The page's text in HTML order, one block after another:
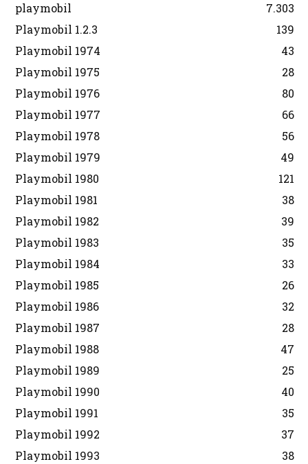
playmobil
7.303
Playmobil 1.2.3
139
Playmobil 1974
43
Playmobil 1975
28
Playmobil 1976
80
Playmobil 1977
66
Playmobil 1978
56
Playmobil 1979
49
Playmobil 1980
121
Playmobil 1981
38
Playmobil 1982
39
Playmobil 1983
35
Playmobil 1984
33
Playmobil 1985
26
Playmobil 1986
32
Playmobil 1987
28
Playmobil 1988
47
Playmobil 1989
25
Playmobil 1990
40
Playmobil 1991
35
Playmobil 1992
37
Playmobil 1993
38